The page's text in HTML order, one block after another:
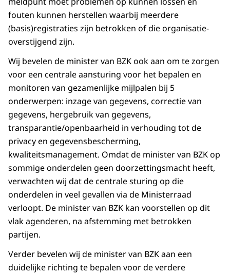
fouten kunnen herstellen waarbij meerdere
(basis)registraties zijn betrokken of die organisatie-
overstijgend zijn.
Wij bevelen de minister van BZK ook aan om te zorgen
voor een centrale aansturing voor het bepalen en
monitoren van gezamenlijke mijlpalen bij 5
onderwerpen: inzage van gegevens, correctie van
gegevens, hergebruik van gegevens,
transparantie/openbaarheid in verhouding tot de
privacy en gegevensbescherming,
kwaliteitsmanagement. Omdat de minister van BZK op
sommige onderdelen geen doorzettingsmacht heeft,
verwachten wij dat de centrale sturing op die
onderdelen in veel gevallen via de Ministerraad
verloopt. De minister van BZK kan voorstellen op dit
vlak agenderen, na afstemming met betrokken
partijen.
Verder bevelen wij de minister van BZK aan een
duidelijke richting te bepalen voor de verdere